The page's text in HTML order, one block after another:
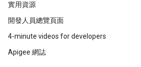
實用資源
開發人員總覽頁面
4-minute videos for developers
Apigee 網誌